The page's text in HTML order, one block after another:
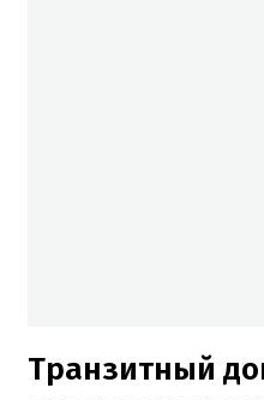
Транзитный